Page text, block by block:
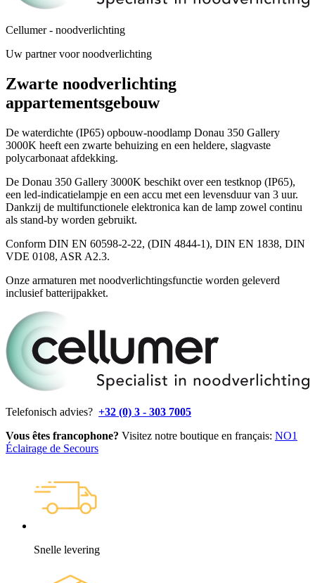
Cellumer - noodverlichting
Uw partner voor noodverlichting
Zwarte noodverlichting
appartementsgebouw
De waterdichte (IP65) opbouw-noodlamp Donau 350 Gallery
3000K heeft een zwarte behuizing en een heldere, slagvaste
polycarbonaat afdekking.
De Donau 350 Gallery 3000K beschikt over een testknop (IP65),
een led-indicatielampje en een accu met een levensduur van 3 uur.
Dankzij de multifunctionele elektronica kan de lamp zowel continu
als stand-by worden gebruikt.
Conform DIN EN 60598-2-22, (DIN 4844-1), DIN EN 1838, DIN
VDE 0108, ASR A2.3.
Onze armaturen met noodverlichtingsfunctie worden geleverd
inclusief batterijpakket.
Telefonisch advies? +32 (0) 3 - 303 7005
Vous êtes francophone? Visitez notre boutique en français: NO1
Éclairage de Secours
Snelle levering